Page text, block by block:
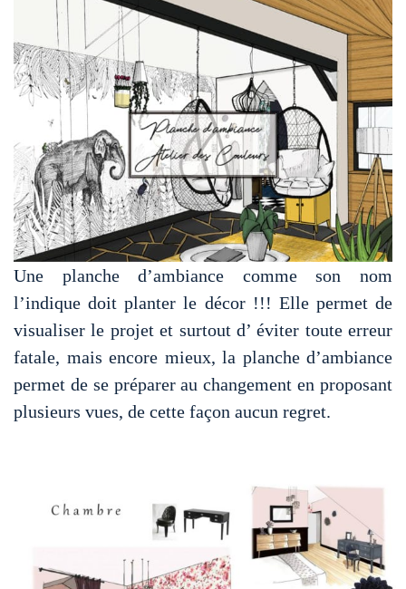
Une planche d’ambiance comme son nom
l’indique doit planter le décor !!! Elle permet de
visualiser le projet et surtout d’ éviter toute erreur
fatale, mais encore mieux, la planche d’ambiance
permet de se préparer au changement en proposant
plusieurs vues, de cette façon aucun regret.